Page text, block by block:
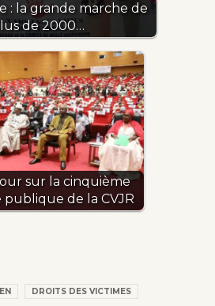
: la grande marche de
de 2000…
sur la cinquième
publique de la CVJR
DROITS DES VICTIMES